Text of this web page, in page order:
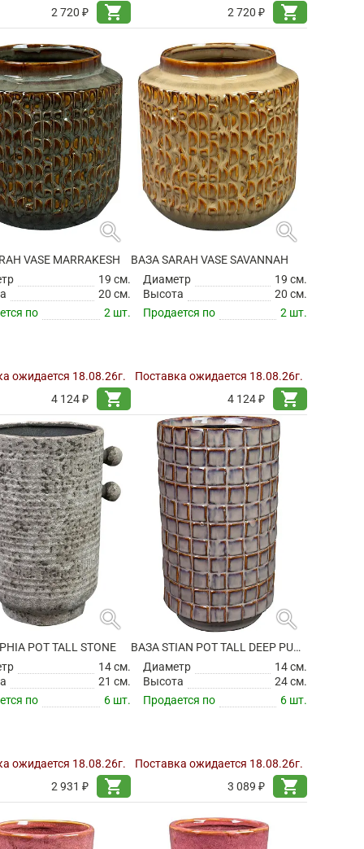
2 720 ₽
shopping_cart
2 720 ₽
shopping_cart
search
VASE MARRAKESH
19 см.
20 см.
по
2 шт.
ожидается 18.08.26г.
4 124 ₽
shopping_cart
search
ВАЗА SARAH VASE SAVANNAH
Диаметр
19 см.
Высота
20 см.
Продается по
2 шт.
Поставка ожидается 18.08.26г.
4 124 ₽
shopping_cart
search
POT TALL STONE
14 см.
21 см.
по
6 шт.
ожидается 18.08.26г.
2 931 ₽
shopping_cart
search
ВАЗА STIAN POT TALL DEEP PURPLE
Диаметр
14 см.
Высота
24 см.
Продается по
6 шт.
Поставка ожидается 18.08.26г.
3 089 ₽
shopping_cart